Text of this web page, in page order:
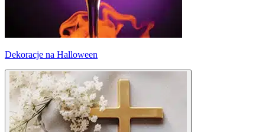
Dekoracje na Halloween